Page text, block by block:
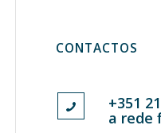
CONTACTOS
+351
a rede